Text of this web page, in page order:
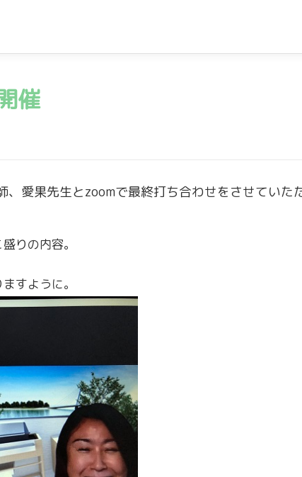
催
愛果先生とzoomで最終打ち合わせをさせていた
りの内容。
すように。